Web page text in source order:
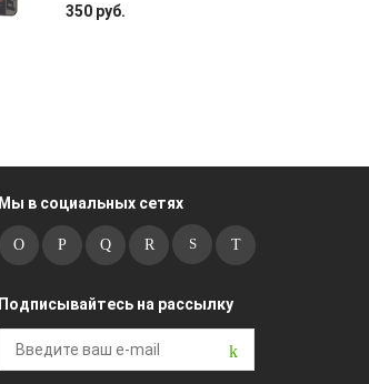
350 руб.
Мы в социальных сетях
Подписывайтесь на рассылку